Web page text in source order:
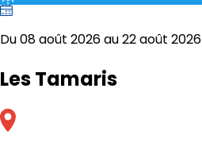
Du 08 août 2026 au 22 août 2026
Les Tamaris